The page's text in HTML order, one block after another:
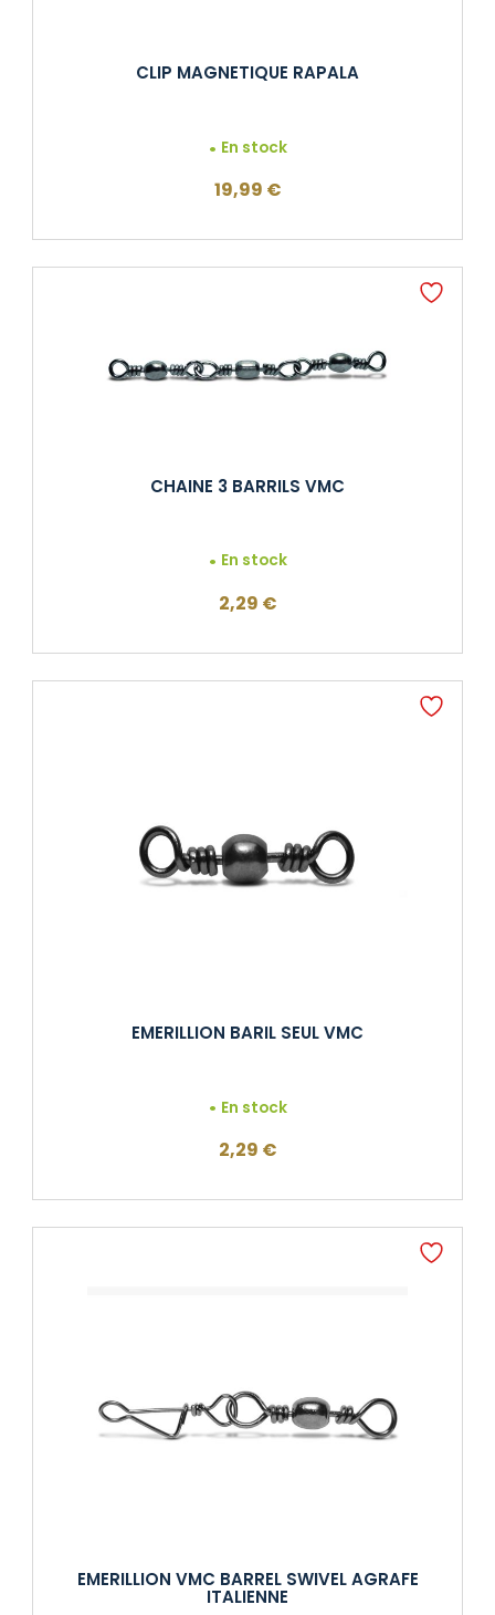
CLIP MAGNETIQUE RAPALA
En stock
19,99 €
CHAINE 3 BARRILS VMC
En stock
2,29 €
EMERILLION BARIL SEUL VMC
En stock
2,29 €
EMERILLION VMC BARREL SWIVEL AGRAFE
ITALIENNE